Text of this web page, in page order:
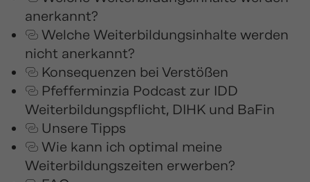
anerkannt?
Welche Weiterbildungsinhalte werden
nicht anerkannt?
Konsequenzen bei Verstößen
Pfefferminzia Podcast zur IDD
Weiterbildungspflicht, DIHK und BaFin
Unsere Tipps
Wie kann ich optimal meine
Weiterbildungszeiten erwerben?